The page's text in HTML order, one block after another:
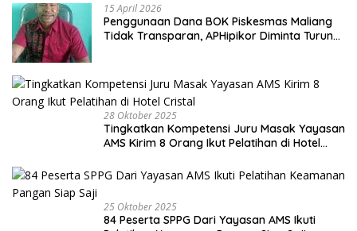
15 April 2026
Penggunaan Dana BOK Piskesmas Maliang
Tidak Transparan, APHipikor Diminta Turun
28 Oktober 2025
Tingkatkan Kompetensi Juru Masak Yayasan
AMS Kirim 8 Orang Ikut Pelatihan di Hotel
25 Oktober 2025
84 Peserta SPPG Dari Yayasan AMS Ikuti